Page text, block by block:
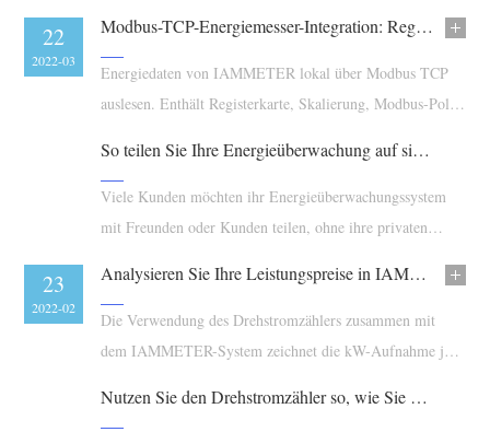
23
2022-04
Modbus-TCP-Energiemesser-Integration: Register und Tests
Energiedaten von IAMMETER lokal über Modbus TCP
auslesen. Enthält Registerkarte, Skalierung, Modbus-Poll-
22
2022-03
So teilen Sie Ihre Energieüberwachung auf sichere Weise
Viele Kunden möchten ihr Energieüberwachungssystem
mit Freunden oder Kunden teilen, ohne ihre privaten
sichere Methoden.
02
2022-03
Analysieren Sie Ihre Leistungspreise in IAMMETER
Die Verwendung des Drehstromzählers zusammen mit
dem IAMMETER-System zeichnet die kW-Aufnahme jede
23
2022-02
Nutzen Sie den Drehstromzähler so, wie Sie es bevorzugen